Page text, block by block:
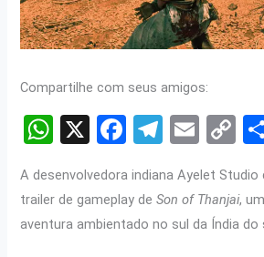
Compartilhe com seus amigos:
W
at
s
X
F
ce
b
T
e
gr
E
ail
C
Li
A desenvolvedora indiana Ayelet Studio
trailer de gameplay deSon of Thanjai,
aventura ambientado no sul da Índia do